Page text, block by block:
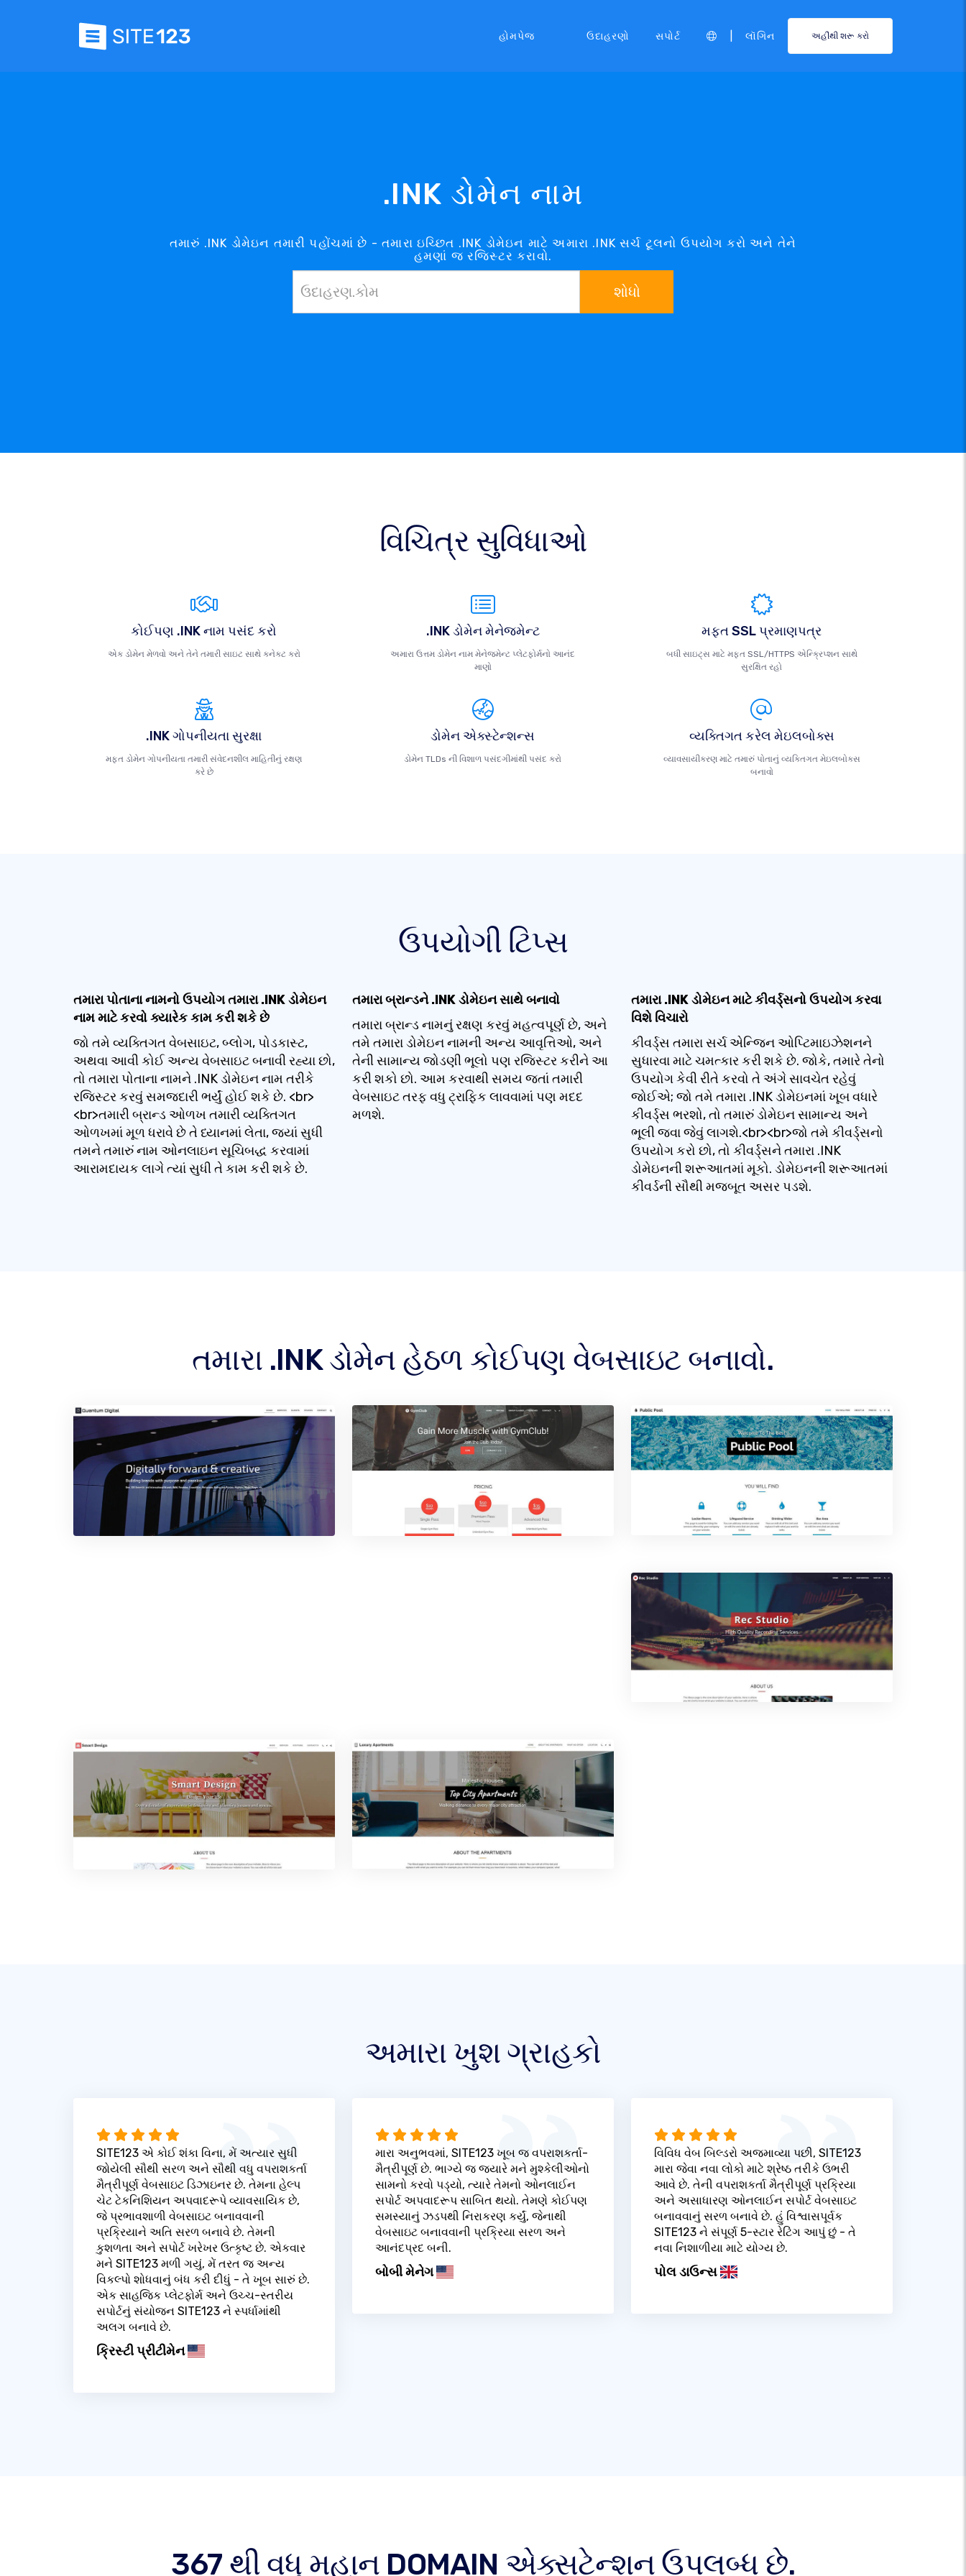
હોમપેજ ઉદાહરણો સપોર્ટ લૉગિન અહીંથી શરૂ કરો
.INK ડોમેન નામ
તમારું .INK ડોમેઇન તમારી પહોંચમાં છે - તમારા ઇચ્છિત .INK ડોમેઇન માટે અમારા .INK સર્ચ ટૂલનો ઉપયોગ કરો અને તેને
હમણાં જ રજિસ્ટર કરાવો.
શોધો
વિચિત્ર સુવિધાઓ
કોઈપણ .INK નામ પસંદ કરો
એક ડોમેન મેળવો અને તેને તમારી સાઇટ સાથે કનેક્ટ કરો
.INK ડોમેન મેનેજમેન્ટ
અમારા ઉત્તમ ડોમેન નામ મેનેજમેન્ટ પ્લેટફોર્મનો આનંદ
માણો
મફત SSL પ્રમાણપત્ર
બધી સાઇટ્સ માટે મફત SSL/HTTPS એન્ક્રિપ્શન સાથે
સુરક્ષિત રહો
.INK ગોપનીયતા સુરક્ષા
મફત ડોમેન ગોપનીયતા તમારી સંવેદનશીલ માહિતીનું રક્ષણ
કરે છે
ડોમેન એક્સ્ટેન્શન્સ
ડોમેન TLDs ની વિશાળ પસંદગીમાંથી પસંદ કરો
વ્યક્તિગત કરેલ મેઇલબોક્સ
વ્યાવસાયીકરણ માટે તમારું પોતાનું વ્યક્તિગત મેઇલબોક્સ
બનાવો
ઉપયોગી ટિપ્સ
તમારા પોતાના નામનો ઉપયોગ તમારા .INK ડોમેઇન
નામ માટે કરવો ક્યારેક કામ કરી શકે છે
જો તમે વ્યક્તિગત વેબસાઇટ, બ્લોગ, પોડકાસ્ટ,
અથવા આવી કોઈ અન્ય વેબસાઇટ બનાવી રહ્યા છો,
તો તમારા પોતાના નામને .INK ડોમેઇન નામ તરીકે
રજિસ્ટર કરવું સમજદારી ભર્યું હોઈ શકે છે. <br>
<br>તમારી બ્રાન્ડ ઓળખ તમારી વ્યક્તિગત
ઓળખમાં મૂળ ધરાવે છે તે ધ્યાનમાં લેતા, જ્યાં સુધી
તમને તમારું નામ ઓનલાઇન સૂચિબદ્ધ કરવામાં
આરામદાયક લાગે ત્યાં સુધી તે કામ કરી શકે છે.
તમારા બ્રાન્ડને .INK ડોમેઇન સાથે બનાવો
તમારા બ્રાન્ડ નામનું રક્ષણ કરવું મહત્વપૂર્ણ છે, અને
તમે તમારા ડોમેઇન નામની અન્ય આવૃત્તિઓ, અને
તેની સામાન્ય જોડણી ભૂલો પણ રજિસ્ટર કરીને આ
કરી શકો છો. આમ કરવાથી સમય જતાં તમારી
વેબસાઇટ તરફ વધુ ટ્રાફિક લાવવામાં પણ મદદ
મળશે.
તમારા .INK ડોમેઇન માટે કીવર્ડ્સનો ઉપયોગ કરવા
વિશે વિચારો
કીવર્ડ્સ તમારા સર્ચ એન્જિન ઓપ્ટિમાઇઝેશનને
સુધારવા માટે ચમત્કાર કરી શકે છે. જોકે, તમારે તેનો
ઉપયોગ કેવી રીતે કરવો તે અંગે સાવચેત રહેવું
જોઈએ; જો તમે તમારા .INK ડોમેઇનમાં ખૂબ વધારે
કીવર્ડ્સ ભરશો, તો તમારું ડોમેઇન સામાન્ય અને
ભૂલી જવા જેવું લાગશે.<br><br>જો તમે કીવર્ડ્સનો
ઉપયોગ કરો છો, તો કીવર્ડ્સને તમારા .INK
ડોમેઇનની શરૂઆતમાં મૂકો. ડોમેઇનની શરૂઆતમાં
કીવર્ડની સૌથી મજબૂત અસર પડશે.
તમારા .INK ડોમેન હેઠળ કોઈપણ વેબસાઇટ બનાવો.
અમારા ખુશ ગ્રાહકો
SITE123 એ કોઈ શંકા વિના, મેં અત્યાર સુધી
જોયેલી સૌથી સરળ અને સૌથી વધુ વપરાશકર્તા
મૈત્રીપૂર્ણ વેબસાઇટ ડિઝાઇનર છે. તેમના હેલ્પ
ચેટ ટેકનિશિયન અપવાદરૂપે વ્યાવસાયિક છે,
જે પ્રભાવશાળી વેબસાઇટ બનાવવાની
પ્રક્રિયાને અતિ સરળ બનાવે છે. તેમની
કુશળતા અને સપોર્ટ ખરેખર ઉત્કૃષ્ટ છે. એકવાર
મને SITE123 મળી ગયું, મેં તરત જ અન્ય
વિકલ્પો શોધવાનું બંધ કરી દીધું - તે ખૂબ સારું છે.
એક સાહજિક પ્લેટફોર્મ અને ઉચ્ચ-સ્તરીય
સપોર્ટનું સંયોજન SITE123 ને સ્પર્ધામાંથી
અલગ બનાવે છે.
ક્રિસ્ટી પ્રીટીમેન
મારા અનુભવમાં, SITE123 ખૂબ જ વપરાશકર્તા-
મૈત્રીપૂર્ણ છે. ભાગ્યે જ જ્યારે મને મુશ્કેલીઓનો
સામનો કરવો પડ્યો, ત્યારે તેમનો ઓનલાઈન
સપોર્ટ અપવાદરૂપ સાબિત થયો. તેમણે કોઈપણ
સમસ્યાનું ઝડપથી નિરાકરણ કર્યું, જેનાથી
વેબસાઇટ બનાવવાની પ્રક્રિયા સરળ અને
આનંદપ્રદ બની.
બોબી મેનેગ
વિવિધ વેબ બિલ્ડરો અજમાવ્યા પછી, SITE123
મારા જેવા નવા લોકો માટે શ્રેષ્ઠ તરીકે ઉભરી
આવે છે. તેની વપરાશકર્તા મૈત્રીપૂર્ણ પ્રક્રિયા
અને અસાધારણ ઓનલાઈન સપોર્ટ વેબસાઇટ
બનાવવાનું સરળ બનાવે છે. હું વિશ્વાસપૂર્વક
SITE123 ને સંપૂર્ણ 5-સ્ટાર રેટિંગ આપું છું - તે
નવા નિશાળીયા માટે યોગ્ય છે.
પોલ ડાઉન્સ
367 થી વધુ મહાન DOMAIN એક્સટેન્શન ઉપલબ્ધ છે.